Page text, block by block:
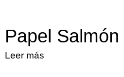
Papel Salmón
Leer más